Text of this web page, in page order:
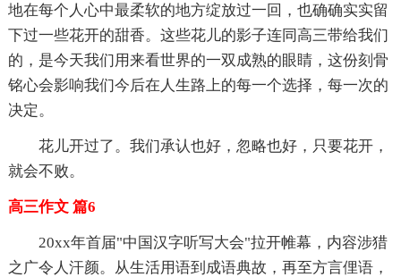
地在每个人心中最柔软的地方绽放过一回，也确确实实留
下过一些花开的甜香。这些花儿的影子连同高三带给我们
的，是今天我们用来看世界的一双成熟的眼睛，这份刻骨
铭心会影响我们今后在人生路上的每一个选择，每一次的
决定。
花儿开过了。我们承认也好，忽略也好，只要花开，
就会不败。
高三作文 篇6
20xx年首届"中国汉字听写大会"拉开帷幕，内容涉猎
之广令人汗颜。从生活用语到成语典故，再至方言俚语，